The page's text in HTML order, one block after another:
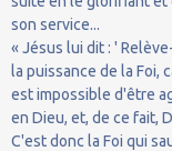
son service...
« Jésus lui dit : '
la puissance de la Foi,
est impossible d'être
en Dieu, et, de ce fait,
C'est donc la Foi qui